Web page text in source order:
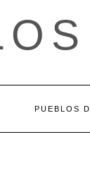
PUEBLOS